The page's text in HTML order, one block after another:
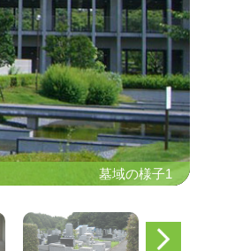
墓域の様子1
墓域の様子1